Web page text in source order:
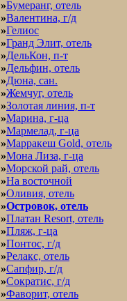
»Бумеранг, отель
»Валентина, г/д
»Гелиос
»Гранд Элит, отель
»ДельКон, п-т
»Дельфин, отель
»Дюна, сан.
»Жемчуг, отель
»Золотая линия, п-т
»Марина, г-ца
»Мармелад, г-ца
»Марракеш Gold, отель
»Мона Лиза, г-ца
»Морской рай, отель
»На восточной
»Оливия, отель
»Островок, отель
»Платан Resort, отель
»Пляж, г-ца
»Понтос, г/д
»Релакс, отель
»Сапфир, г/д
»Сократис, г/д
»Фаворит, отель